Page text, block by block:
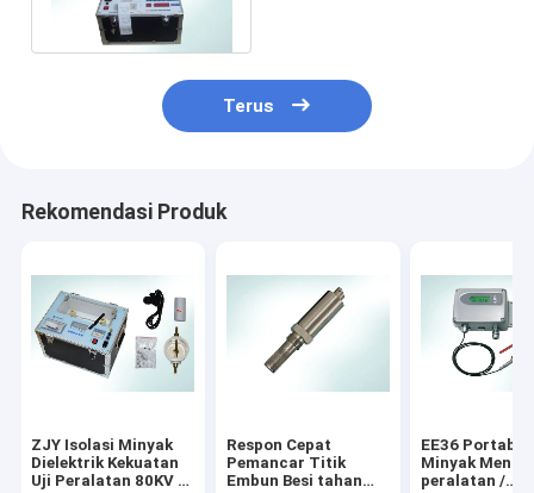
Terus
Rekomendasi Produk
ZJY Isolasi Minyak
Dielektrik Kekuatan
Uji Peralatan 80KV /
Respon Cepat
Pemancar Titik
Embun Besi tahan
EE36 Portable
Minyak
peralatan /